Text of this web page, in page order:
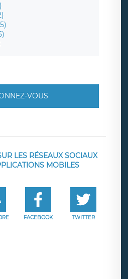
VOUS
LES RÉSEAUX SOCIAUX
MOBILES
FACEBOOK TWITTER